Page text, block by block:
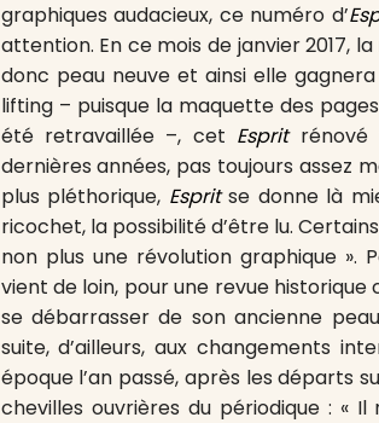
graphiques audacieux, ce numéro d’
attention. En ce mois de janvier 2017,
donc peau neuve et ainsi elle gagnera
lifting – puisque la maquette des
été retravaillée –, cet Espritrénové
dernières années, pas toujours assez
plus pléthorique, Espritse donne là
ricochet, la possibilité d’être lu.
non plus une révolution graphique ».
vient de loin, pour une revue
se débarrasser de son ancienne
suite, d’ailleurs, aux changements
époque l’an passé, après les départs
chevilles ouvrières du périodique : «